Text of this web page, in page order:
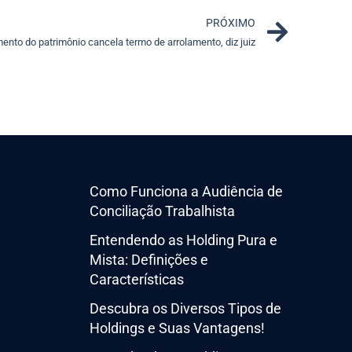
PRÓXIMO
do patrimônio cancela termo de arrolamento, diz juiz
Como Funciona a Audiência de
Conciliação Trabalhista
Entendendo as Holding Pura e
Mista: Definições e
Características
Descubra os Diversos Tipos de
Holdings e Suas Vantagens!